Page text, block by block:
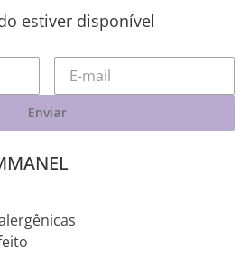
estiver disponível
Enviar